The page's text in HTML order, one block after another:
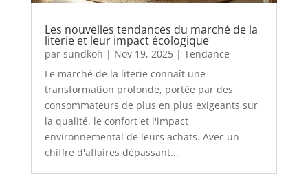
Les nouvelles tendances du marché de la
literie et leur impact écologique
par sundkoh | Nov 19, 2025| Tendance
Le marché de la literie connaît une
transformation profonde, portée par des
consommateurs de plus en plus exigeants sur
la qualité, le confort et l'impact
environnemental de leurs achats. Avec un
chiffre d'affaires dépassant...